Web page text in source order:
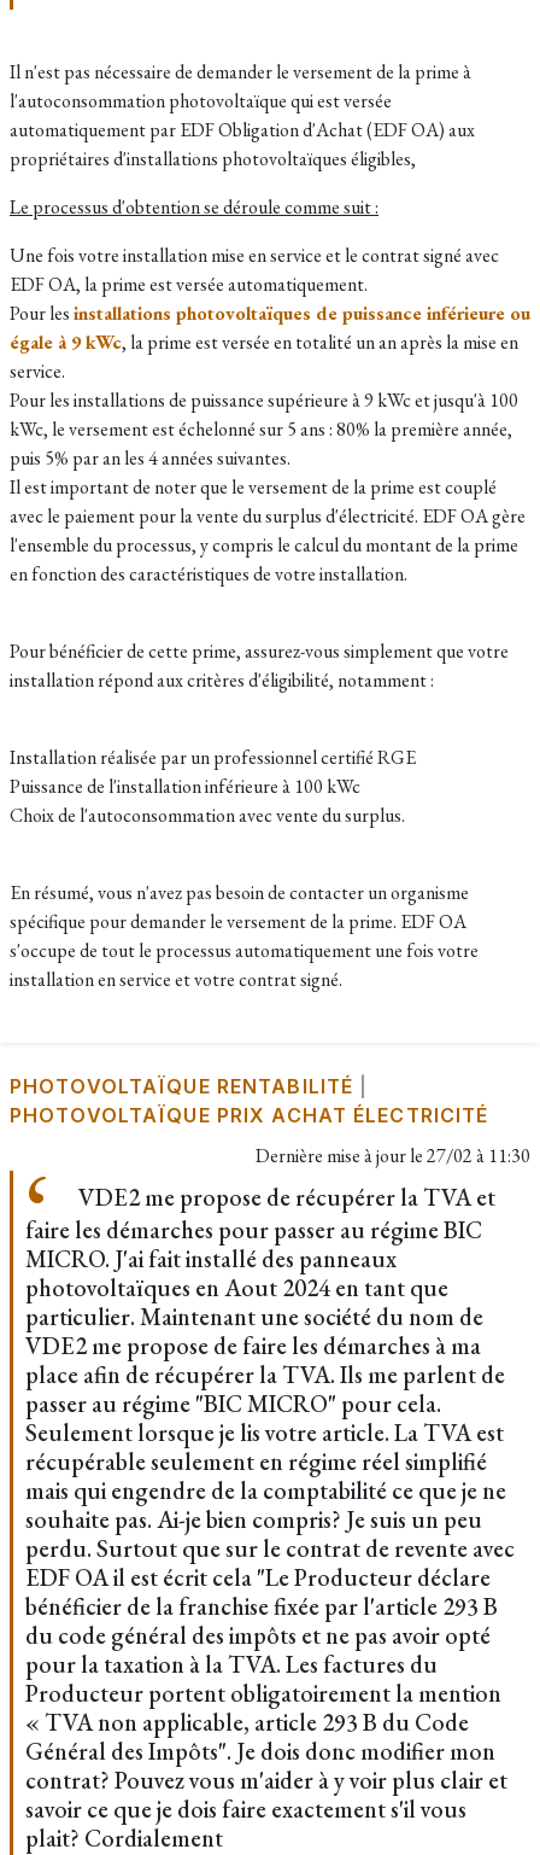
Il n'est pas nécessaire de demander le versement de la prime à
l'autoconsommation photovoltaïque qui est versée
automatiquement par EDF Obligation d'Achat (EDF OA) aux
propriétaires d'installations photovoltaïques éligibles,
Le processus d'obtention se déroule comme suit :
Une fois votre installation mise en service et le contrat signé avec
EDF OA, la prime est versée automatiquement.
Pour lesinstallations photovoltaïques de puissance inférieure ou
égale à 9 kWc, la prime est versée en totalité un an après la mise en
service.
Pour les installations de puissance supérieure à 9 kWc et jusqu'à 100
kWc, le versement est échelonné sur 5 ans : 80% la première année,
puis 5% par an les 4 années suivantes.
Il est important de noter que le versement de la prime est couplé
avec le paiement pour la vente du surplus d'électricité. EDF OA gère
l'ensemble du processus, y compris le calcul du montant de la prime
en fonction des caractéristiques de votre installation.
Pour bénéficier de cette prime, assurez-vous simplement que votre
installation répond aux critères d'éligibilité, notamment :
Installation réalisée par un professionnel certifié RGE
Puissance de l'installation inférieure à 100 kWc
Choix de l'autoconsommation avec vente du surplus.
En résumé, vous n'avez pas besoin de contacter un organisme
spécifique pour demander le versement de la prime. EDF OA
s'occupe de tout le processus automatiquement une fois votre
installation en service et votre contrat signé.
PHOTOVOLTAÏQUE RENTABILITÉ
PHOTOVOLTAÏQUE PRIX ACHAT ÉLECTRICITÉ
Dernière mise à jour le27/02 à 11:30
VDE2 me propose de récupérer la TVA et
faire les démarches pour passer au régime BIC
MICRO. J'ai fait installé des panneaux
photovoltaïques en Aout 2024 en tant que
particulier. Maintenant une société du nom de
VDE2 me propose de faire les démarches à ma
place afin de récupérer la TVA. Ils me parlent de
passer au régime "BIC MICRO" pour cela.
Seulement lorsque je lis votre article. La TVA est
récupérable seulement en régime réel simplifié
mais qui engendre de la comptabilité ce que je ne
souhaite pas. Ai-je bien compris? Je suis un peu
perdu. Surtout que sur le contrat de revente avec
EDF OA il est écrit cela "Le Producteur déclare
bénéficier de la franchise fixée par l'article 293 B
du code général des impôts et ne pas avoir opté
pour la taxation à la TVA. Les factures du
Producteur portent obligatoirement la mention
« TVA non applicable, article 293 B du Code
Général des Impôts". Je dois donc modifier mon
contrat? Pouvez vous m'aider à y voir plus clair et
savoir ce que je dois faire exactement s'il vous
plait? Cordialement